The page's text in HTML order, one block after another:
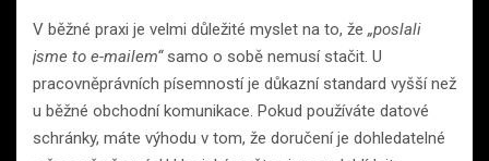
V běžné praxi je velmi důležité myslet na to, že „poslali
jsme to e-mailem“samo o sobě nemusí stačit. U
pracovněprávních písemností je důkazní standard vyšší než
u běžné obchodní komunikace. Pokud používáte datové
schránky, máte výhodu v tom, že doručení je dohledatelné